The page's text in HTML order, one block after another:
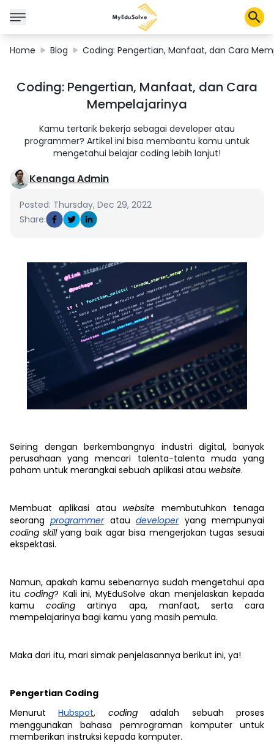
Corporate Solutions
About Us
Shop
My Cart
Home Blog Coding: Pengertian, Manfaat, dan Cara
Coding: Pengertian, Manfaat, dan Cara
Mempelajarinya
Kamu tertarik bekerja sebagai developer atau
programmer? Artikel ini bisa membantu kamu untuk
mengetahui belajar coding lebih lanjut!
Kenanga Admin
Posted: Thursday, Dec 29, 2022
Share:
Seiring dengan berkembangnya industri digital, banyak
perusahaan yang mencari talenta-talenta muda yang
paham untuk merangkai sebuah aplikasi atau website.
Membuat aplikasi atauwebsite membutuhkan tenaga
seorangprogrammerataudeveloperyang mempunyai
coding skillyang baik agar bisa mengerjakan tugas sesuai
ekspektasi.
Namun, apakah kamu sebenarnya sudah mengetahui apa
itucoding? Kali ini, MyEduSolve akan menjelaskan kepada
kamucoding artinya apa, manfaat, serta cara
mempelajarinya bagi kamu yang masih pemula.
Maka dari itu, mari simak penjelasannya berikut ini, ya!
Pengertian Coding
MenurutHubspot, codingadalah
sebuah proses
menggunakan bahasa pemrograman komputer untuk
memberikan instruksi kepada komputer.